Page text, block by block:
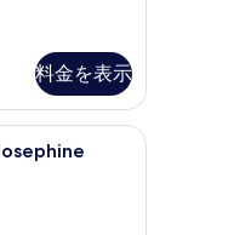
料金を表示
シーツ、高級寝具、羽毛の掛け